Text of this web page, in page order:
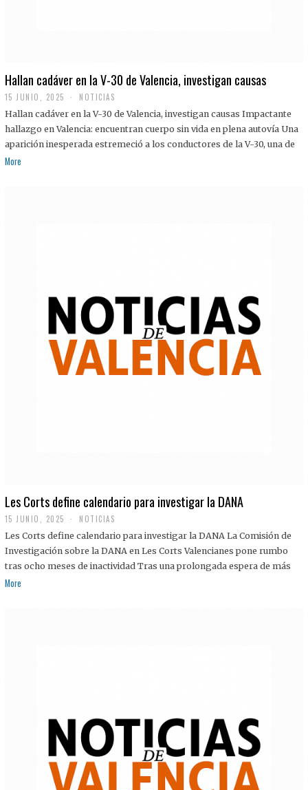
Hallan cadáver en la V-30 de Valencia, investigan causas
15 JUNIO, 2025 NOTICIAS
Hallan cadáver en la V-30 de Valencia, investigan causas Impactante
hallazgo en Valencia: encuentran cuerpo sin vida en plena autovía Una
aparición inesperada estremeció a los conductores de la V-30, una de
More
Les Corts define calendario para investigar la DANA
15 JUNIO, 2025 NOTICIAS
Les Corts define calendario para investigar la DANA La Comisión de
Investigación sobre la DANA en Les Corts Valencianes pone rumbo
tras ocho meses de inactividad Tras una prolongada espera de más
More